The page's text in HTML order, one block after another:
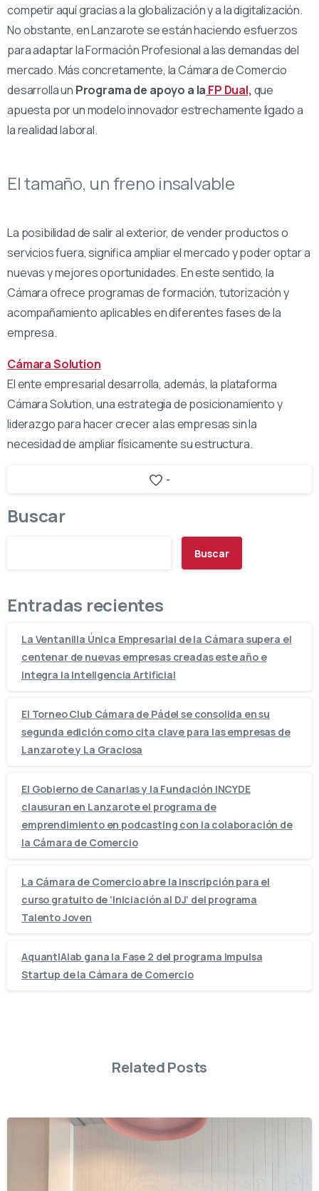
competir aquí gracias a la globalización y a la digitalización.
No obstante, en Lanzarote se están haciendo esfuerzos
para adaptar la Formación Profesional a las demandas del
mercado. Más concretamente, la Cámara de Comercio
desarrolla un Programa de apoyo a la FP Dual, que
apuesta por un modelo innovador estrechamente ligado a
la realidad laboral.
El tamaño, un freno insalvable
La posibilidad de salir al exterior, de vender productos o
servicios fuera, significa ampliar el mercado y poder optar a
nuevas y mejores oportunidades. En este sentido, la
Cámara ofrece programas de formación, tutorización y
acompañamiento aplicables en diferentes fases de la
empresa.
Cámara Solution
El ente empresarial desarrolla, además, la plataforma
Cámara Solution, una estrategia de posicionamiento y
liderazgo para hacer crecer a las empresas sin la
necesidad de ampliar físicamente su estructura.
-
Buscar
Buscar
Entradas recientes
La Ventanilla Única Empresarial de la Cámara supera el
centenar de nuevas empresas creadas este año e
integra la Inteligencia Artificial
El Torneo Club Cámara de Pádel se consolida en su
segunda edición como cita clave para las empresas de
Lanzarote y La Graciosa
El Gobierno de Canarias y la Fundación INCYDE
clausuran en Lanzarote el programa de
emprendimiento en podcasting con la colaboración de
la Cámara de Comercio
La Cámara de Comercio abre la inscripción para el
curso gratuito de ‘Iniciación al DJ’ del programa
Talento Joven
AquantIAlab gana la Fase 2 del programa Impulsa
Startup de la Cámara de Comercio
Related Posts